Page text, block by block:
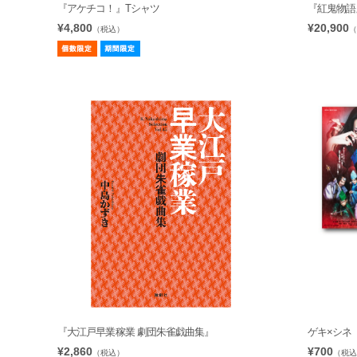
『アケチコ！』Tシャツ
¥4,800 （税込）
『紅鬼物
¥20,900
『大江戸早業稼業 劇団朱雀戯曲集』
¥2,860 （税込）
ゲキ×シネ
¥700（税